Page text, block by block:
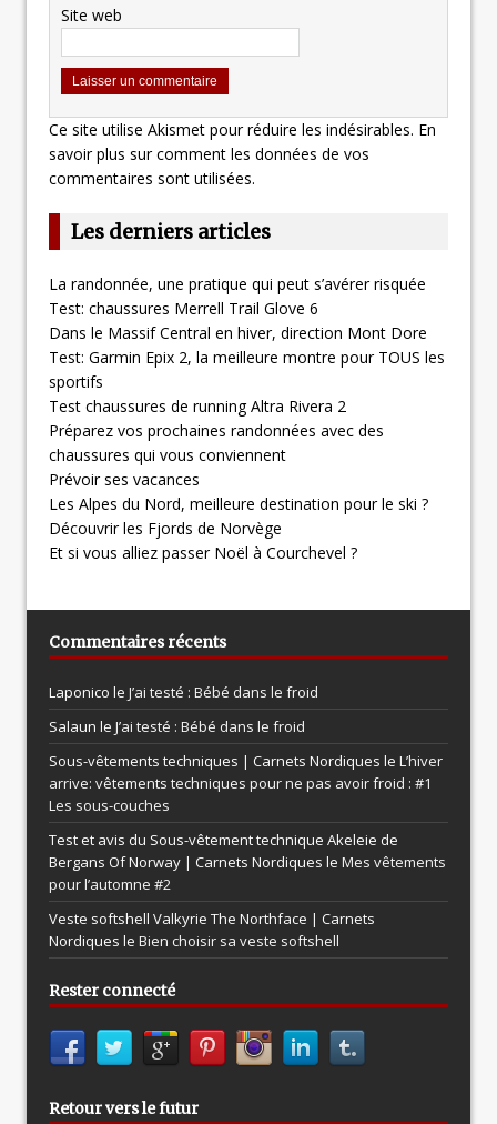
Site web
Ce site utilise Akismet pour réduire les indésirables. En
savoir plus sur comment les données de vos
commentaires sont utilisées.
Les derniers articles
La randonnée, une pratique qui peut s’avérer risquée
Test: chaussures Merrell Trail Glove 6
Dans le Massif Central en hiver, direction Mont Dore
Test: Garmin Epix 2, la meilleure montre pour TOUS les
sportifs
Test chaussures de running Altra Rivera 2
Préparez vos prochaines randonnées avec des
chaussures qui vous conviennent
Prévoir ses vacances
Les Alpes du Nord, meilleure destination pour le ski ?
Découvrir les Fjords de Norvège
Et si vous alliez passer Noël à Courchevel ?
Commentaires récents
Laponico le J’ai testé : Bébé dans le froid
Salaun le J’ai testé : Bébé dans le froid
Sous-vêtements techniques | Carnets Nordiques le L’hiver
arrive: vêtements techniques pour ne pas avoir froid : #1
Les sous-couches
Test et avis du Sous-vêtement technique Akeleie de
Bergans Of Norway | Carnets Nordiques le Mes vêtements
pour l’automne #2
Veste softshell Valkyrie The Northface | Carnets
Nordiques le Bien choisir sa veste softshell
Rester connecté
Retour vers le futur